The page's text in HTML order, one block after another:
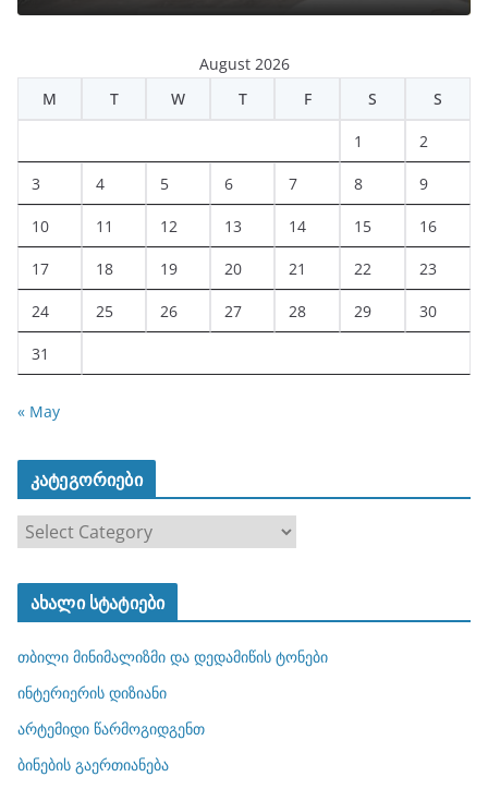
August 2026
M
T W T F S S
1 2
3 4 5 6 7 8 9
10 11 12 13 14 15 16
17 18 19 20 21 22 23
24 25 26 27 28 29 30
31
« May
კატეგორიები
ტ
ო
რ
ბ
ახალი სტატიები
თბილი მინიმალიზმი და დედამიწის ტონები
ინტერიერის დიზიანი
არტემიდი წარმოგიდგენთ
ბინების გაერთიანება